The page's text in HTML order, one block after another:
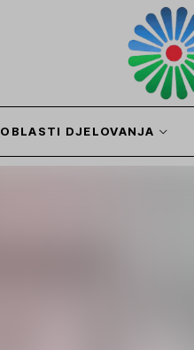
OBLASTI DJELOVANJA